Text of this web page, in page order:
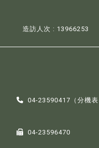
造訪人次 : 13966253
04-23590417（分機表
04-23596470